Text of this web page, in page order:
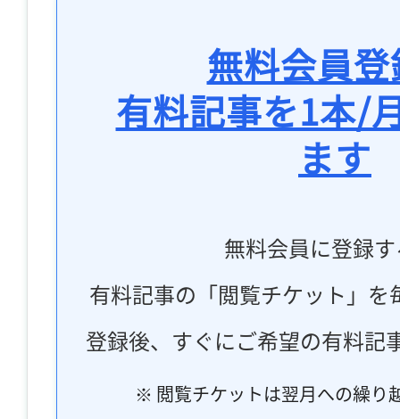
無料会員
有料記事を1本/
ます
無料会員に登録
有料記事の「閲覧チケット」
登録後、すぐにご希望の有料記
※ 閲覧チケットは翌月への繰り